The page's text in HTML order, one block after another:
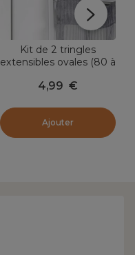
Kit de 2 tringles
extensibles ovales (80 à
4,99 €
Ajouter